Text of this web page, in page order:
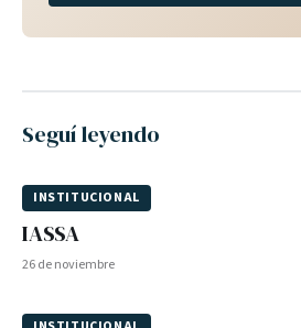
Seguí leyendo
INSTITUCIONAL
IASSA
26 de noviembre